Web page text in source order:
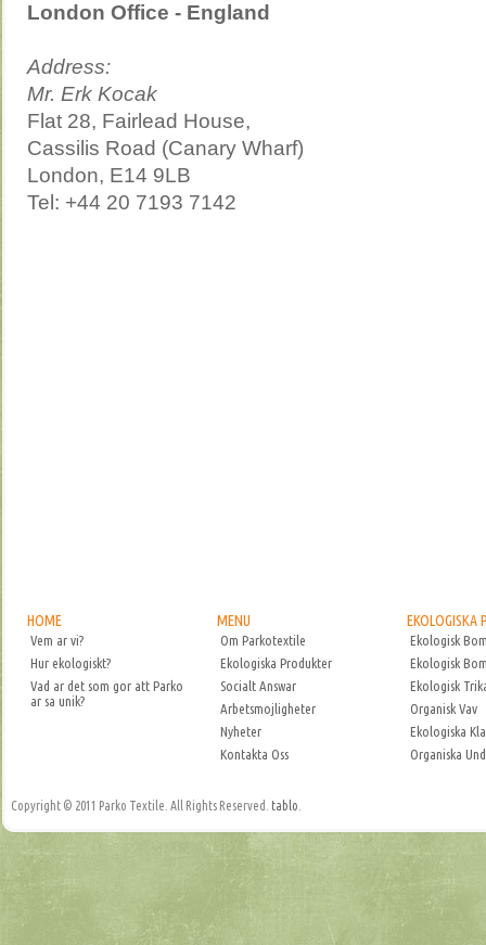
London Office - England
Address:
Mr. Erk Kocak
Flat 28, Fairlead House,
Cassilis Road (Canary Wharf)
London, E14 9LB
Tel: +44 20 7193 7142
HOME
Vem ar vi?
Hur ekologiskt?
Vad ar det som gor att Parko
ar sa unik?
MENU
Om Parkotextile
Ekologiska Produkter
Socialt Answar
Arbetsmojligheter
Nyheter
Kontakta Oss
EKOLOGISKA
Ekologisk
Ekologisk
Ekologisk
Organisk Vav
Ekologiska
Organiska
Copyright © 2011 Parko Textile. All Rights Reserved. tablo